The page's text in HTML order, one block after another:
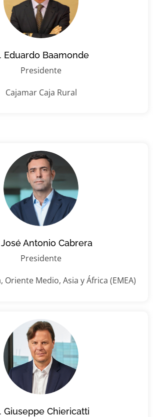
Eduardo Baamonde
Presidente
Cajamar Caja Rural
José Antonio Cabrera
Presidente
Oriente Medio, Asia y África (EMEA)
Giuseppe Chiericatti